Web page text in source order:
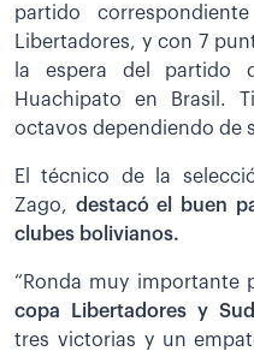
partido
Libertadores, y con 7
la espera del partido
Huachipato en Brasil.
octavos dependiendo de
El técnico de la
Zago, destacó el buen
clubes bolivianos.
“Ronda muy importante
copa Libertadores y
tres victorias y un